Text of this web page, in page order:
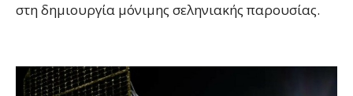
στη δημιουργία μόνιμης σεληνιακής παρουσίας.